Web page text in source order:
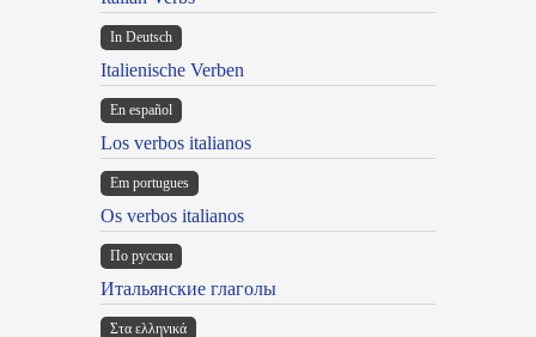
In Deutsch
Italienische Verben
En español
Los verbos italianos
Em portugues
Os verbos italianos
По русски
Итальянские глаголы
Στα ελληνικά